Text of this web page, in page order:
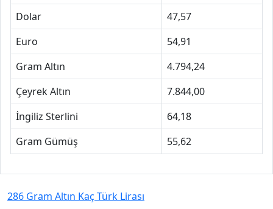
Dolar
47,57
Euro
54,91
Gram Altın
4.794,24
Çeyrek Altın
7.844,00
İngiliz Sterlini
64,18
Gram Gümüş
55,62
286 Gram Altın Kaç Türk Lirası